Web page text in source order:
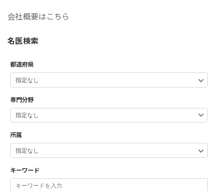
会社概要はこちら
名医検索
都道府県
専門分野
所属
キーワード